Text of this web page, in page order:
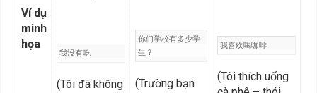
Ví dụ
minh
họa
我没有吃
(Tôi đã không
你们学校有多少学
生？
(Trường bạn
我喜欢喝咖啡
(Tôi thích uống